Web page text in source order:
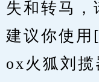
失和转马，
建议你使
ox火狐刘